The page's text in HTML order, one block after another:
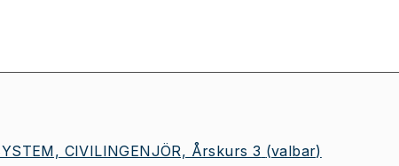
CIVILINGENJÖR, Årskurs 3 (valbar)